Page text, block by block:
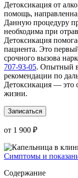
Детоксикация от
помощь,
Данную процедуру
необходима при
Детоксикация
пациента. Это
срочного вызова
707-93-05. Опытный
рекомендации по
Детоксикация — это
жизни.
Записаться
от 1 900 ₽
Симптомы и
Содержание